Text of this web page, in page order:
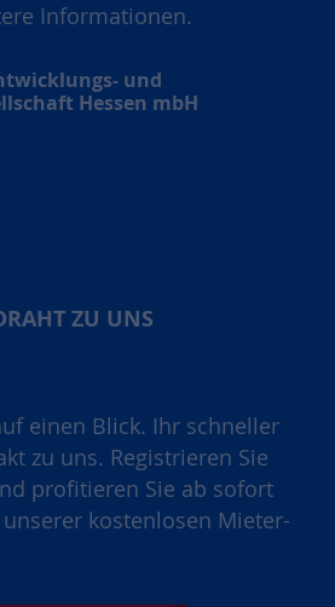
Informationen.
und
Hessen mbH
ZU UNS
einen Blick. Ihr schneller
zu uns. Registrieren Sie
profitieren Sie ab sofort
kostenlosen Mieter-